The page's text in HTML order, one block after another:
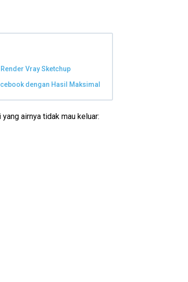
Vray Sketchup
dengan Hasil Maksimal
airnya tidak mau keluar: